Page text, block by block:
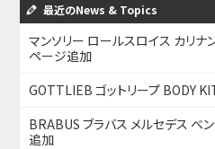
最近のNews & Topics
マンソリー ロールスロイス カリナ
ページ追加
GOTTLIEB ゴットリープ BODY
BRABUS ブラバス メルセデス ベ
追加